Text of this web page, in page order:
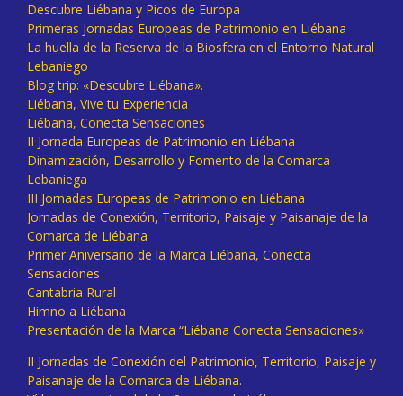
Descubre Liébana y Picos de Europa
Primeras Jornadas Europeas de Patrimonio en Liébana
La huella de la Reserva de la Biosfera en el Entorno Natural
Lebaniego
Blog trip: «Descubre Liébana».
Liébana, Vive tu Experiencia
Liébana, Conecta Sensaciones
II Jornada Europeas de Patrimonio en Liébana
Dinamización, Desarrollo y Fomento de la Comarca
Lebaniega
III Jornadas Europeas de Patrimonio en Liébana
Jornadas de Conexión, Territorio, Paisaje y Paisanaje de la
Comarca de Liébana
Primer Aniversario de la Marca Liébana, Conecta
Sensaciones
Cantabria Rural
Himno a Liébana
Presentación de la Marca “Liébana Conecta Sensaciones»
II Jornadas de Conexión del Patrimonio, Territorio, Paisaje y
Paisanaje de la Comarca de Liébana.